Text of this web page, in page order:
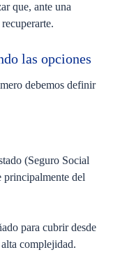
que, ante una
las opciones
debemos definir
(Seguro Social
principalmente del
para cubrir desde
alta complejidad.